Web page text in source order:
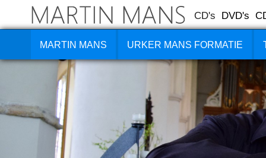
CD's DVD's
MARTIN MANS URKER MANS FORMATIE